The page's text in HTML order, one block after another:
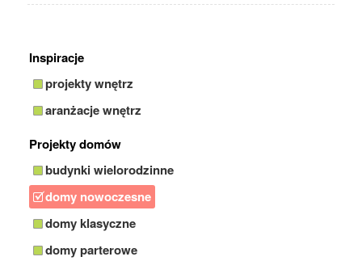
Inspiracje
projekty wnętrz
aranżacje wnętrz
Projekty domów
budynki wielorodzinne
domy nowoczesne
domy klasyczne
domy parterowe